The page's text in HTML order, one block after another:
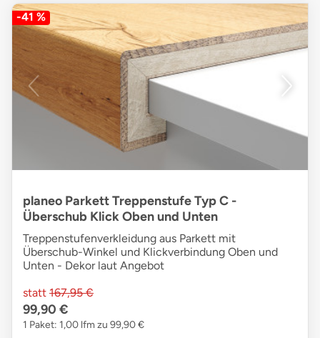
-41 %
planeo Parkett Treppenstufe Typ C -
Überschub Klick Oben und Unten
Treppenstufenverkleidung aus Parkett mit
Überschub-Winkel und Klickverbindung Oben und
Unten - Dekor laut Angebot
statt 167,95 €
99,90 €
1 Paket: 1,00 lfm zu 99,90 €